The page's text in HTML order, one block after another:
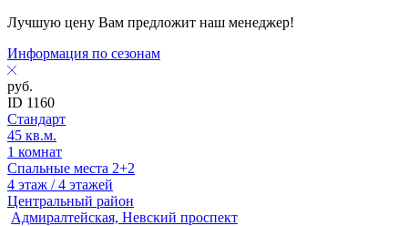
Лучшую цену Вам предложит наш менеджер!
Информация по сезонам
руб.
ID 1160
Стандарт
45 кв.м.
1 комнат
Спальные места 2+2
4 этаж / 4 этажей
Центральный район
Адмиралтейская, Невский проспект